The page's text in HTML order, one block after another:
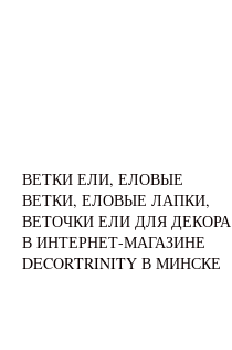
ВЕТКИ ЕЛИ, ЕЛОВЫЕ
ВЕТКИ, ЕЛОВЫЕ ЛАПКИ,
ВЕТОЧКИ ЕЛИ ДЛЯ ДЕКОРА
В ИНТЕРНЕТ-МАГАЗИНЕ
DECORTRINITY В МИНСКЕ